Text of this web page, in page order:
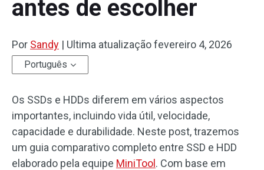
antes de escolher
Por Sandy | Ultima atualizaçãofevereiro 4, 2026
Português
Os SSDs e HDDs diferem em vários aspectos
importantes, incluindo vida útil, velocidade,
capacidade e durabilidade. Neste post, trazemos
um guia comparativo completo entre SSD e HDD
elaborado pela equipe MiniTool . Com base em